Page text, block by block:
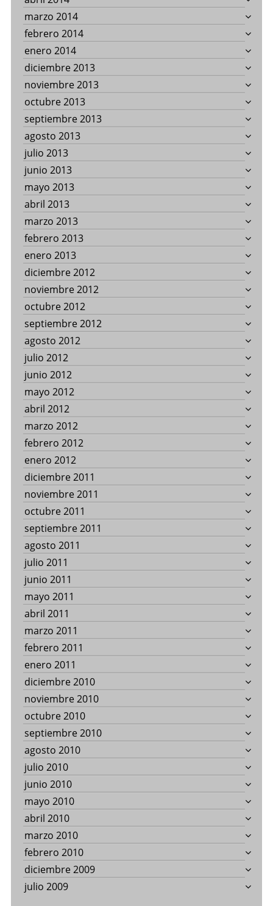
marzo 2014
febrero 2014
enero 2014
diciembre 2013
noviembre 2013
octubre 2013
septiembre 2013
agosto 2013
julio 2013
junio 2013
mayo 2013
abril 2013
marzo 2013
febrero 2013
enero 2013
diciembre 2012
noviembre 2012
octubre 2012
septiembre 2012
agosto 2012
julio 2012
junio 2012
mayo 2012
abril 2012
marzo 2012
febrero 2012
enero 2012
diciembre 2011
noviembre 2011
octubre 2011
septiembre 2011
agosto 2011
julio 2011
junio 2011
mayo 2011
abril 2011
marzo 2011
febrero 2011
enero 2011
diciembre 2010
noviembre 2010
octubre 2010
septiembre 2010
agosto 2010
julio 2010
junio 2010
mayo 2010
abril 2010
marzo 2010
febrero 2010
diciembre 2009
julio 2009